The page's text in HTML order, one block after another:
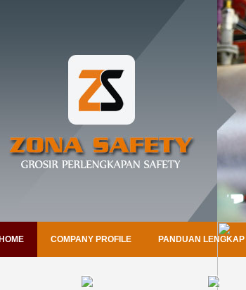
HOME COMPANY PROFILE PANDUAN